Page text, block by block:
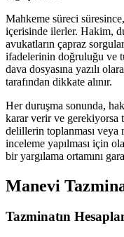
Mahkeme süreci
içerisinde ilerler. Hakim,
avukatların çapraz
ifadelerinin doğruluğu ve
dava dosyasına yazılı
tarafından dikkate alınır.
Her duruşma sonunda,
karar verir ve gerekiyorsa
delillerin toplanması veya
inceleme yapılması için
bir yargılama ortamını
Manevi
Tazminatın